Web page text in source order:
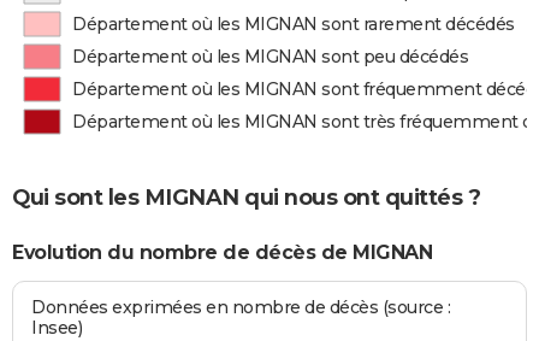
Département où les MIGNAN sont rarement décédés
Département où les MIGNAN sont peu décédés
Département où les MIGNAN sont fréquemment
Département où les MIGNAN sont très fréquemment
Qui sont les MIGNAN qui nous ont quittés ?
Evolution du nombre de décès de MIGNAN
Données exprimées en nombre de décès (source :
Insee)